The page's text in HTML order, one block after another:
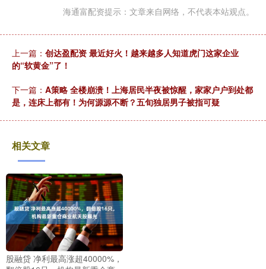
海通富配资提示：文章来自网络，不代表本站观点。
上一篇： 创达盈配资 最近好火！越来越多人知道虎门这家企业
的“软黄金”了！
下一篇： A策略 全楼崩溃！上海居民半夜被惊醒，家家户户到处都
是，连床上都有！为何源源不断？五旬独居男子被指可疑
相关文章
股融贷 净利最高涨超40000%，